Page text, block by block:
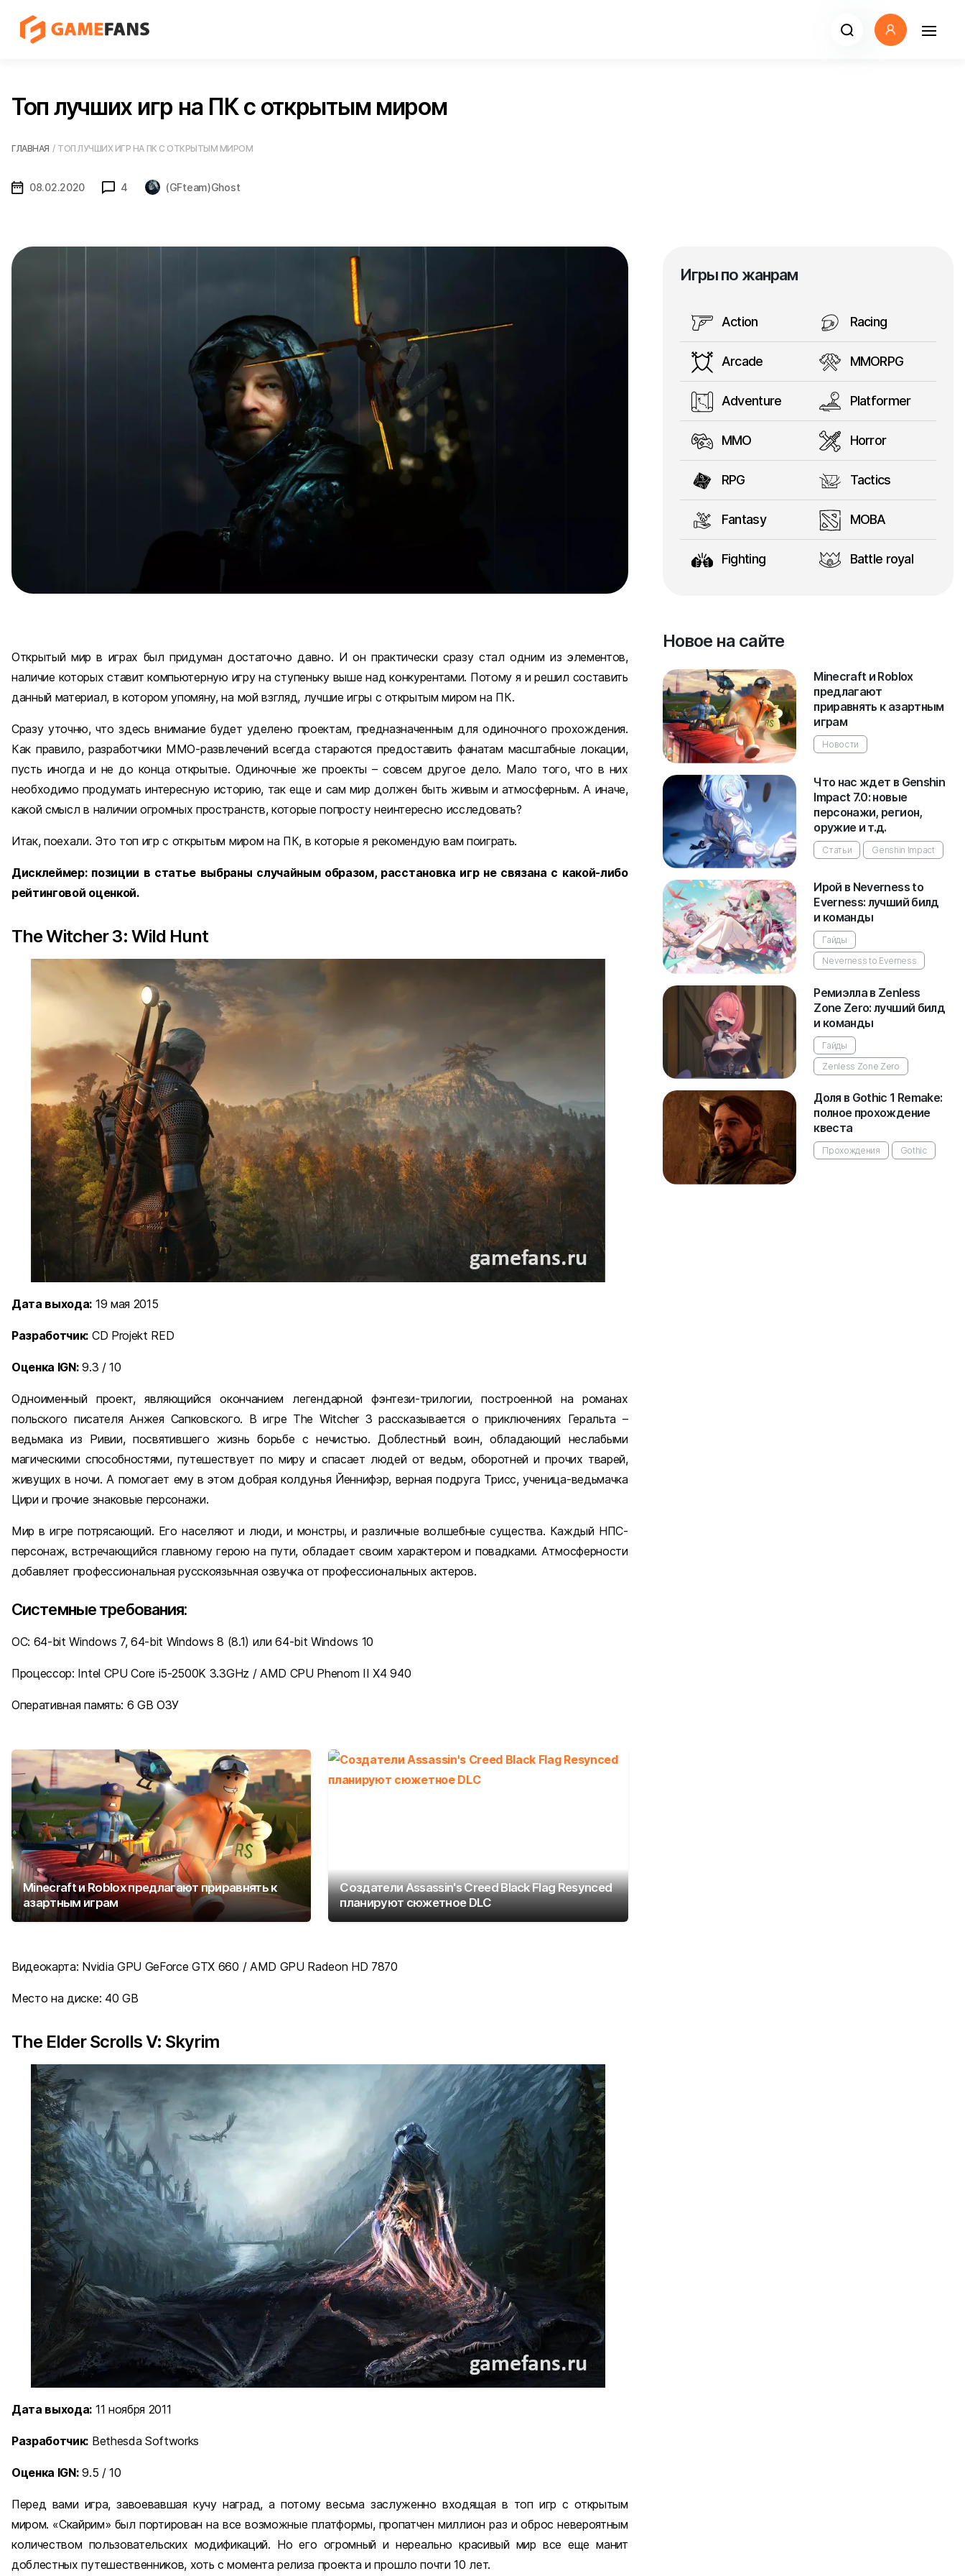
Топ лучших игр на ПК с открытым миром
ГЛАВНАЯ / ТОП ЛУЧШИХ ИГР НА ПК С ОТКРЫТЫМ МИРОМ
08.02.2020 4 (GFteam)Ghost
Открытый мир в играх был придуман достаточно давно. И он практически сразу стал одним из элементов,
наличие которых ставит компьютерную игру на ступеньку выше над конкурентами. Потому я и решил составить
данный материал, в котором упомяну, на мой взгляд, лучшие игры с открытым миром на ПК.
Сразу уточню, что здесь внимание будет уделено проектам, предназначенным для одиночного прохождения.
Как правило, разработчики ММО-развлечений всегда стараются предоставить фанатам масштабные локации,
пусть иногда и не до конца открытые. Одиночные же проекты – совсем другое дело. Мало того, что в них
необходимо продумать интересную историю, так еще и сам мир должен быть живым и атмосферным. А иначе,
какой смысл в наличии огромных пространств, которые попросту неинтересно исследовать?
Итак, поехали. Это топ игр с открытым миром на ПК, в которые я рекомендую вам поиграть.
Дисклеймер: позиции в статье выбраны случайным образом, расстановка игр не связана с какой-либо
рейтинговой оценкой.
The Witcher 3: Wild Hunt
Дата выхода: 19 мая 2015
Разработчик: CD Projekt RED
Оценка IGN:9.3 / 10
Одноименный проект, являющийся окончанием легендарной фэнтези-трилогии, построенной на романах
польского писателя Анжея Сапковского. В игре The Witcher 3 рассказывается о приключениях Геральта –
ведьмака из Ривии, посвятившего жизнь борьбе с нечистью. Доблестный воин, обладающий неслабыми
магическими способностями, путешествует по миру и спасает людей от ведьм, оборотней и прочих тварей,
живущих в ночи. А помогает ему в этом добрая колдунья Йеннифэр, верная подруга Трисс, ученица-ведьмачка
Цири и прочие знаковые персонажи.
Мир в игре потрясающий. Его населяют и люди, и монстры, и различные волшебные существа. Каждый НПС-
персонаж, встречающийся главному герою на пути, обладает своим характером и повадками. Атмосферности
добавляет профессиональная русскоязычная озвучка от профессиональных актеров.
Системные требования:
ОС: 64-bit Windows 7, 64-bit Windows 8 (8.1) или 64-bit Windows 10
Процессор: Intel CPU Core i5-2500K 3.3GHz / AMD CPU Phenom II X4 940
Оперативная память: 6 GB ОЗУ
Minecraft и Roblox предлагают приравнять к
азартным играм
Создатели Assassin's Creed Black Flag Resynced
планируют сюжетное DLC
Видеокарта: Nvidia GPU GeForce GTX 660 / AMD GPU Radeon HD 7870
Место на диске: 40 GB
The Elder Scrolls V: Skyrim
Дата выхода: 11 ноября 2011
Разработчик: Bethesda Softworks
Оценка IGN:9.5 / 10
Перед вами игра, завоевавшая кучу наград, а потому весьма заслуженно входящая в топ игр с открытым
миром. «Скайрим» был портирован на все возможные платформы, пропатчен миллион раз и оброс невероятным
количеством пользовательских модификаций. Но его огромный и нереально красивый мир все еще манит
доблестных путешественников, хоть с момента релиза проекта и прошло почти 10 лет.
Игры по жанрам
Action
Arcade
Adventure
MMO
RPG
Fantasy
Fighting
Racing
MMORPG
Platformer
Horror
Tactics
MOBA
Battle royal
Новое на сайте
Minecraft и Roblox
предлагают
приравнять к азартным
играм
Новости
Что нас ждет в Genshin
Impact 7.0: новые
персонажи, регион,
оружие и т.д.
Статьи Genshin Impact
Ирой в Neverness to
Everness: лучший билд
и команды
Гайды
Neverness to Everness
Ремиэлла в Zenless
Zone Zero: лучший билд
и команды
Гайды
Zenless Zone Zero
Доля в Gothic 1 Remake:
полное прохождение
квеста
Прохождения Gothic